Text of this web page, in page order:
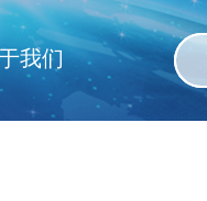
我们